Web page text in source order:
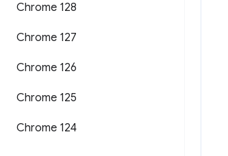
Chrome 128
Chrome 127
Chrome 126
Chrome 125
Chrome 124